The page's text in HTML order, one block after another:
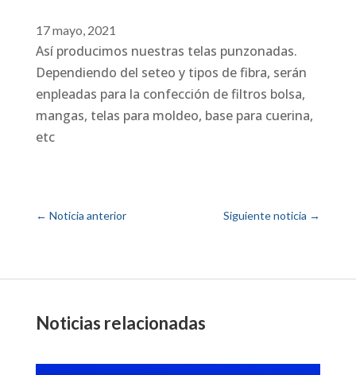
17 mayo, 2021
Así producimos nuestras telas punzonadas.
Dependiendo del seteo y tipos de fibra, serán
enpleadas para la confección de filtros bolsa,
mangas, telas para moldeo, base para cuerina,
etc
←Noticia anterior Siguiente noticia →
Noticias relacionadas